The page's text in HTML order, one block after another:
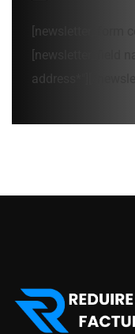
[newsletter_form
[newsletter_field
address*"][/